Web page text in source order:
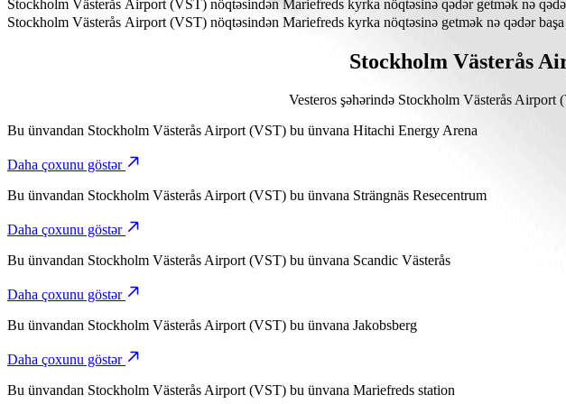
Mariefreds kyrka Stockholm Västerås Airport (VST)-dən təxminən 67 km məsafədədir.
Stockholm Västerås Airport (VST) nöqtəsindən Mariefreds kyrka nöqtəsinə qədər getmək nə qədər
Bolt ilə Stockholm Västerås Airport (VST) nöqtəsindən Mariefreds kyrka nöqtəsinə getmək
Stockholm Västerås Airport (VST) nöqtəsindən Mariefreds kyrka nöqtəsinə getmək nə qədər
Bolt ilə Stockholm Västerås Airport (VST) nöqtəsindən Mariefreds kyrka nöqtəsinə getmək üçün
Stockholm Västerås
Vesteros şəhərində Stockholm Västerås Airport
Bu ünvandan Stockholm Västerås Airport (VST) bu ünvana Hitachi Energy Arena
Daha çoxunu göstər
Bu ünvandan Stockholm Västerås Airport (VST) bu ünvana Strängnäs Resecentrum
Daha çoxunu göstər
Bu ünvandan Stockholm Västerås Airport (VST) bu ünvana Scandic Västerås
Daha çoxunu göstər
Bu ünvandan Stockholm Västerås Airport (VST) bu ünvana Jakobsberg
Daha çoxunu göstər
Bu ünvandan Stockholm Västerås Airport (VST) bu ünvana Mariefreds station